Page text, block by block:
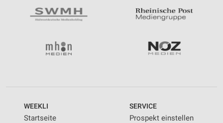
WEEKLI
Startseite
SERVICE
Prospekt einstellen